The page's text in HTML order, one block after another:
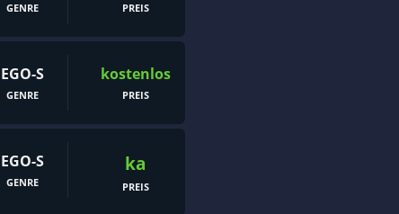
GENRE PREIS
EGO-S
GENRE
kostenlos
PREIS
EGO-S
GENRE
ka
PREIS